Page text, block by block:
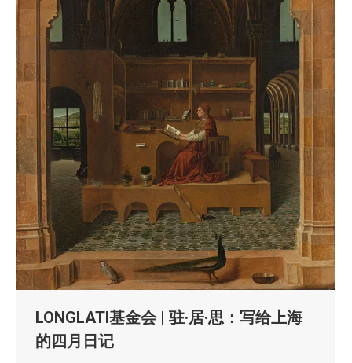
LONGLATI基金会 | 驻·居·思：写给上海
的四月日记